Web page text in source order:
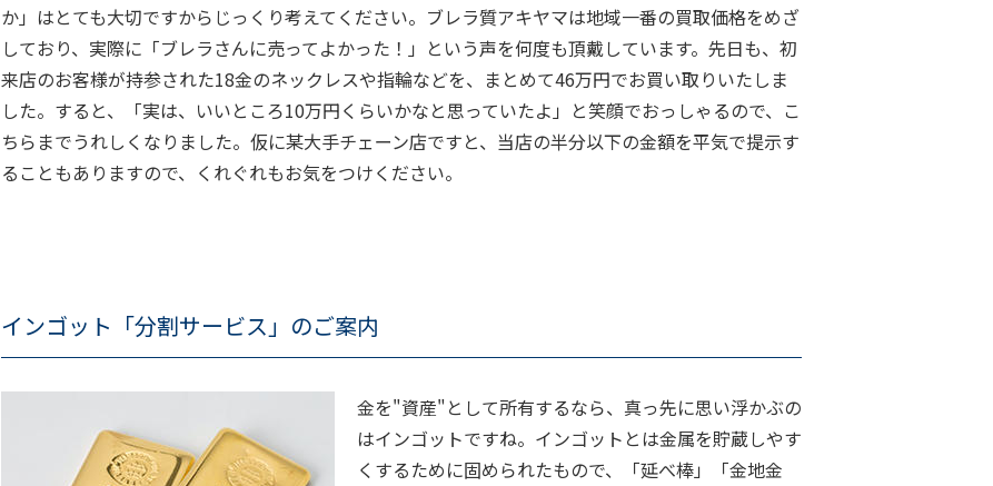
か」はとても大切ですからじっくり考えてください。ブレラ質アキヤマは地域一番の買取価格をめざ
しており、実際に「ブレラさんに売ってよかった！」という声を何度も頂戴しています。先日も、初
来店のお客様が持参された18金のネックレスや指輪などを、まとめて46万円でお買い取りいたしま
した。すると、「実は、いいところ10万円くらいかなと思っていたよ」と笑顔でおっしゃるので、こ
ちらまでうれしくなりました。仮に某大手チェーン店ですと、当店の半分以下の金額を平気で提示す
ることもありますので、くれぐれもお気をつけください。
インゴット「分割サービス」のご案内
金を"資産"として所有するなら、真っ先に思い浮かぶの
はインゴットですね。インゴットとは金属を貯蔵しやす
くするために固められたもので、「延べ棒」「金地金